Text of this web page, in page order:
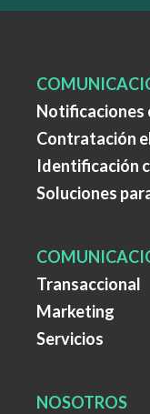
Notificaciones
Contratación
Identificación
Soluciones
Transaccional
Marketing
Servicios
NOSOTROS